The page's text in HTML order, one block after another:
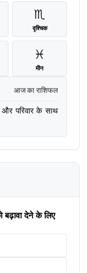
♏
वृश्चिक
♓
मीन
आज का राशिफल
और परिवार के साथ
बढ़ावा देने के लिए